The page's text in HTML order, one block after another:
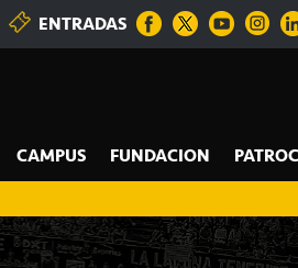
ENTRADAS
CAMPUS FUNDACION